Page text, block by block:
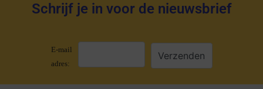
Schrijf je in voor de nieuwsbrief
E-mail
adres: